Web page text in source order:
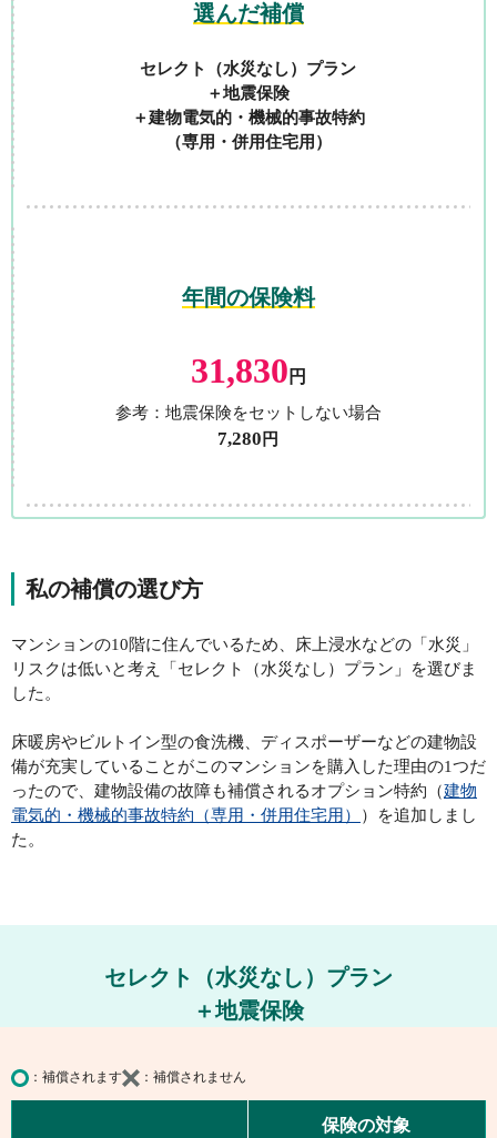
選んだ補償
セレクト（水災なし）プラン
＋地震保険
＋建物電気的・機械的事故特約
（専用・併用住宅用）
年間の保険料
31,830 円
参考：地震保険をセットしない場合
7,280 円
私の補償の選び方
マンションの10階に住んでいるため、
床上浸水などの「水災」
リスクは低いと考え「セレクト（水災なし）プラン」
を選びま
した。
床暖房やビルトイン型の食洗機、ディスポーザーなどの建物設
備が充実していることがこのマンションを購入した理由の1つだ
ったので、建物設備の故障も補償されるオプション特約（建物
電気的・機械的事故特約（専用・併用住宅用）
）を追加しまし
た。
セレクト（水災なし）プラン
＋地震保険
補償されます 補償されません
保険の対象